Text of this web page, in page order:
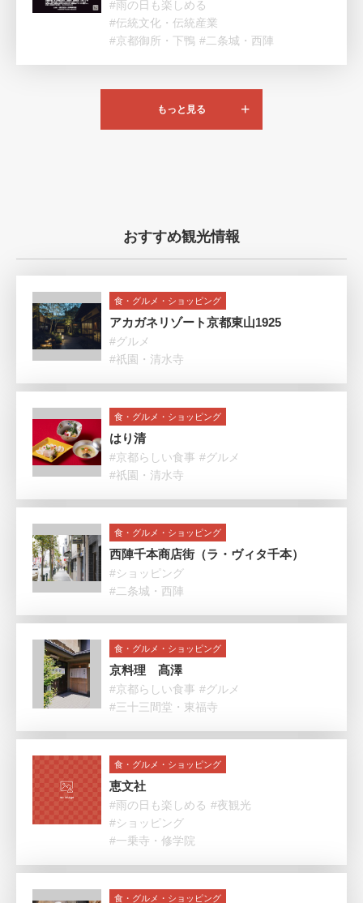
#雨の日も楽しめる
#伝統文化・伝統産業
#京都御所・下鴨 #二条城・西陣
もっと見る
おすすめ観光情報
食・グルメ・ショッピング
アカガネリゾート京都東山1925
#グルメ
#祇園・清水寺
食・グルメ・ショッピング
はり清
#京都らしい食事 #グルメ
#祇園・清水寺
食・グルメ・ショッピング
西陣千本商店街（ラ・ヴィタ千本）
#ショッピング
#二条城・西陣
食・グルメ・ショッピング
京料理 髙澤
#京都らしい食事 #グルメ
#三十三間堂・東福寺
食・グルメ・ショッピング
恵文社
#雨の日も楽しめる #夜観光
#ショッピング
#一乗寺・修学院
食・グルメ・ショッピング